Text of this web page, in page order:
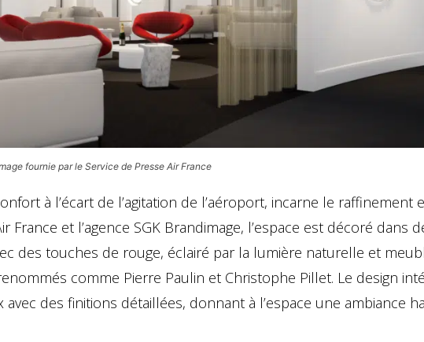
fournie par le Service de Presse Air France
à l’écart de l’agitation de l’aéroport, incarne le raffinement
France et l’agence SGK Brandimage, l’espace est décoré dans
des touches de rouge, éclairé par la lumière naturelle et
comme Pierre Paulin et Christophe Pillet. Le design
des finitions détaillées, donnant à l’espace une ambiance